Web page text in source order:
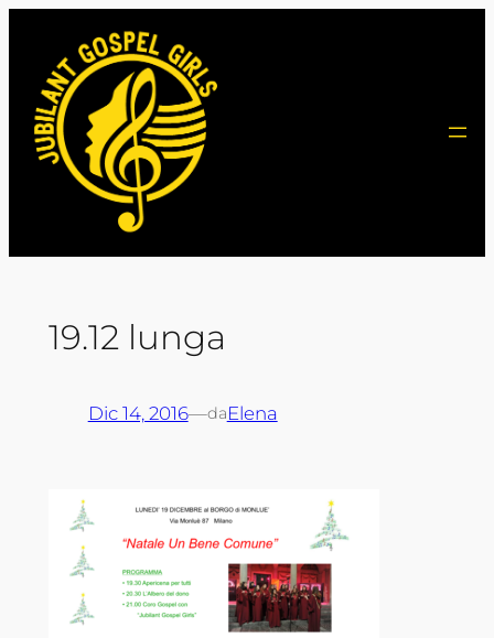
contenuto
19.12 lunga
Dic 14, 2016—daElena